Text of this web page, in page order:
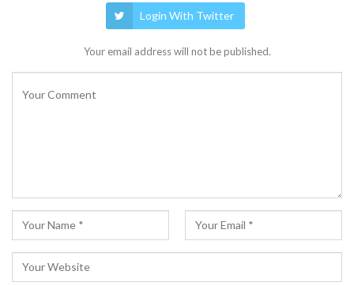
Login With Twitter
Your email address will not be published.